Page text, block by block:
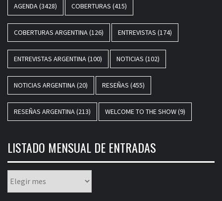
AGENDA(3428) COBERTURAS (415)
COBERTURAS ARGENTINA(126) ENTREVISTAS (174)
ENTREVISTAS ARGENTINA(100) NOTICIAS (102)
NOTICIAS ARGENTINA(20) RESEÑAS (455)
RESEÑAS ARGENTINA(213) WELCOME TO THE SHOW(9)
LISTADO MENSUAL DE ENTRADAS
mensual